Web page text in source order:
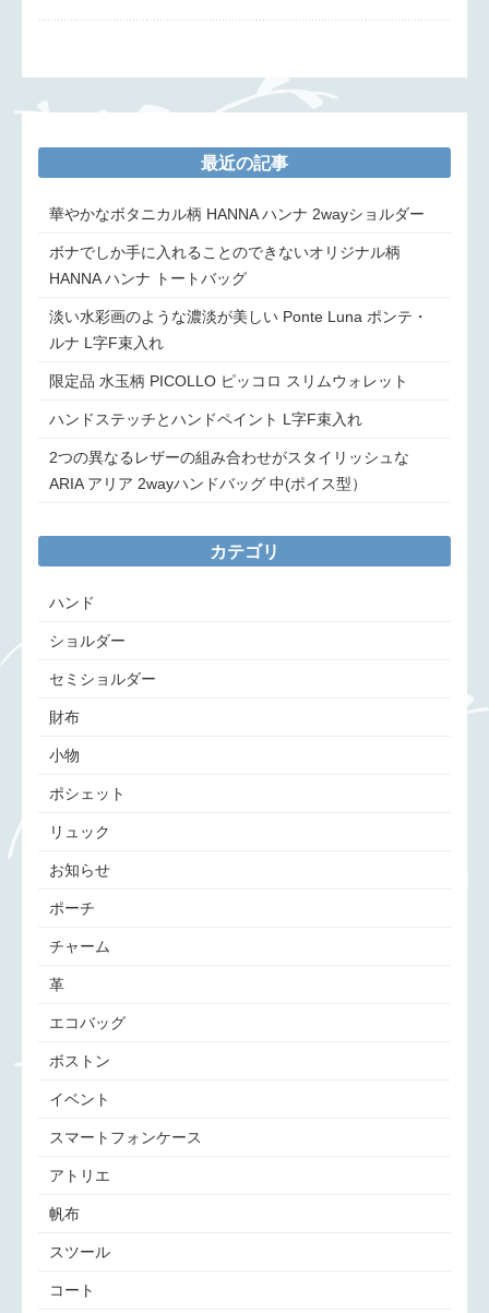
最近の記事
華やかなボタニカル柄 HANNA ハンナ 2wayショルダー
ボナでしか手に入れることのできないオリジナル柄
HANNA ハンナ トートバッグ
淡い水彩画のような濃淡が美しい Ponte Luna ポンテ・
ルナ L字F束入れ
限定品 水玉柄 PICOLLO ピッコロ スリムウォレット
ハンドステッチとハンドペイント L字F束入れ
2つの異なるレザーの組み合わせがスタイリッシュな
ARIA アリア 2wayハンドバッグ 中(ポイス型）
カテゴリ
ハンド
ショルダー
セミショルダー
財布
小物
ポシェット
リュック
お知らせ
ポーチ
チャーム
革
エコバッグ
ボストン
イベント
スマートフォンケース
アトリエ
帆布
スツール
コート